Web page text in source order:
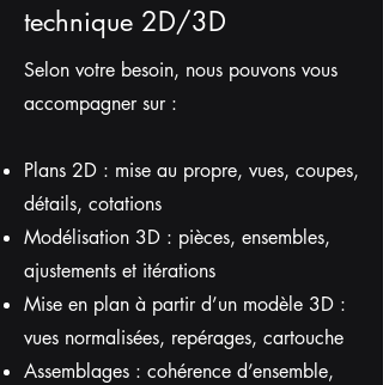
technique 2D/3D
Selon votre besoin, nous pouvons vous
accompagner sur :
Plans 2D : mise au propre, vues, coupes,
détails, cotations
Modélisation 3D : pièces, ensembles,
ajustements et itérations
Mise en plan à partir d’un modèle 3D :
vues normalisées, repérages, cartouche
Assemblages : cohérence d’ensemble,